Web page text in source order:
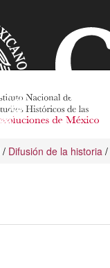
/ Difusión de la historia /